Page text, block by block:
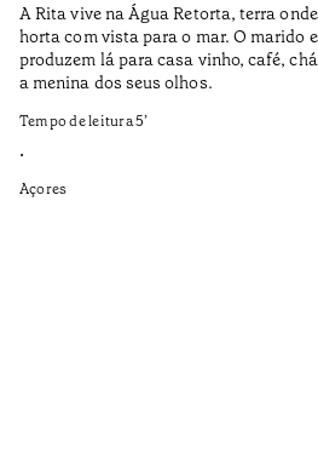
A Rita vive na Água Retorta, terra
horta com vista para o mar. O marido
produzem lá para casa vinho, café,
a menina dos seus olhos.
Tempo de leitura5’
•
Açores